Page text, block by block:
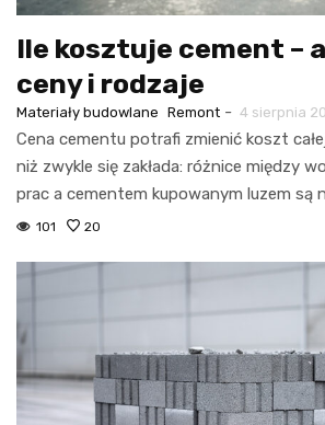
Ile kosztuje cement –
ceny i rodzaje
Materiały budowlane Remont - 4 sierpnia
Cena cementu potrafi zmienić koszt
niż zwykle się zakłada: różnice między
prac a cementem kupowanym luzem są
101 20